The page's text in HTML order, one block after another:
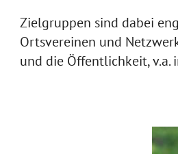
Zielgruppen sind dabei
Ortsvereinen und
und die Öffentlichkeit, v.a.